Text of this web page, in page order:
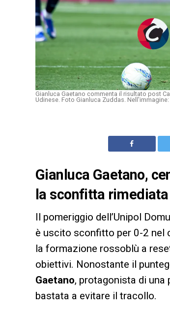
Gianluca Gaetano commenta il risultato post
Udinese. Foto Gianluca Zuddas.
Gianluca Gaetano,
la sconfitta rimediata
Il pomeriggio dell’Unipol
è uscito sconfitto per 0-2 nel
la formazione rossoblù a
obiettivi. Nonostante il
Gaetano, protagonista di una
bastata a evitare il tracollo.